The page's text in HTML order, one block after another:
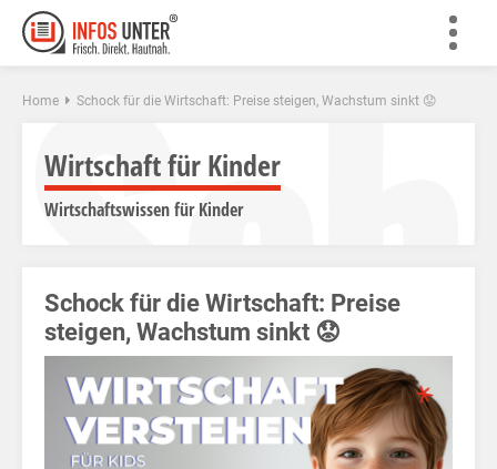
Home Schock für die Wirtschaft: Preise steigen, Wachstum sinkt 😟
Wirtschaft für Kinder
Wirtschaftswissen für Kinder
Schock für die Wirtschaft: Preise
steigen, Wachstum sinkt 😟